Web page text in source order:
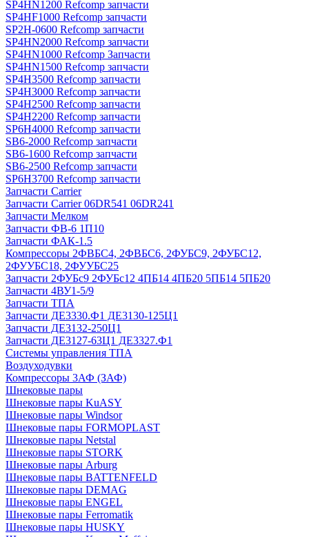
SP4HN1200 Refcomp запчасти
SP4HF1000 Refcomp запчасти
SP2H-0600 Refcomp запчасти
SP4HN2000 Refcomp запчасти
SP4HN1000 Refcomp Запчасти
SP4HN1500 Refcomp запчасти
SP4H3500 Refcomp запчасти
SP4H3000 Refcomp запчасти
SP4H2500 Refcomp запчасти
SP4H2200 Refcomp запчасти
SP6H4000 Refcomp запчасти
SB6-2000 Refcomp запчасти
SB6-1600 Refcomp запчасти
SB6-2500 Refcomp запчасти
SP6H3700 Refcomp запчасти
Запчасти Carrier
Запчасти Carrier 06DR541 06DR241
Запчасти Мелком
Запчасти ФВ-6 1П10
Запчасти ФАК-1.5
Компрессоры 2ФВБС4, 2ФВБС6, 2ФУБС9, 2ФУБС12,
2ФУУБС18, 2ФУУБС25
Запчасти 2ФУБс9 2ФУБс12 4ПБ14 4ПБ20 5ПБ14 5ПБ20
Запчасти 4ВУ1-5/9
Запчасти ТПА
Запчасти ДЕ3330.Ф1 ДЕ3130-125Ц1
Запчасти ДЕ3132-250Ц1
Запчасти ДЕ3127-63Ц1 ДЕ3327.Ф1
Системы управления ТПА
Воздуходувки
Компрессоры 3АФ (ЗАФ)
Шнековые пары
Шнековые пары KuASY
Шнековые пары Windsor
Шнековые пары FORMOPLAST
Шнековые пары Netstal
Шнековые пары STORK
Шнековые пары Arburg
Шнековые пары BATTENFELD
Шнековые пары DEMAG
Шнековые пары ENGEL
Шнековые пары Ferromatik
Шнековые пары HUSKY